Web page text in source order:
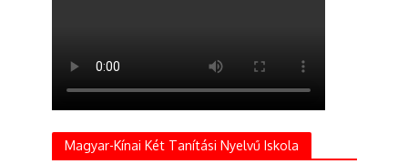
Magyar-Kínai Két Tanítási Nyelvű Iskola